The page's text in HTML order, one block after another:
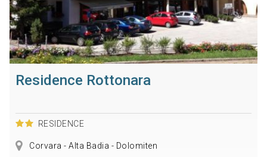
Residence Rottonara
RESIDENCE
Corvara - Alta Badia - Dolomiten